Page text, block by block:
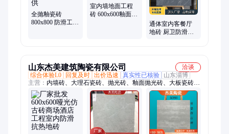
全抛釉瓷砖
800x800 防滑工程
室内墙地面工程
砖 600x600釉面砖
通体室内客餐厅
地砖 厨卫防滑地
山东杰美建筑陶瓷有限公司
洽谈
综合体验L0
回复及时 出价迅速 真实性已核验
山东淄博
主营： 内墙砖、大理石瓷砖、抛光砖、釉面抛光砖、大板瓷砖、
仿古砖、工程瓷砖、通体大理石瓷砖、地板砖、地砖